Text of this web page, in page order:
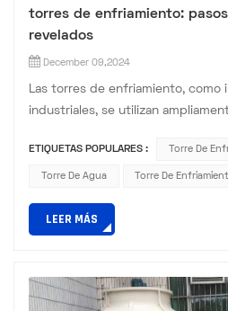
torres de enfriamiento:
revelados
December 09,2024
Las torres de enfriamiento, como
industriales, se utilizan
refrigeración, etc. La correcta
enfriamiento juega un papel
detallaremos los pasos de
ETIQUETAS POPULARES : Torre De
Torre De Agua Torre De
LEER MÁS